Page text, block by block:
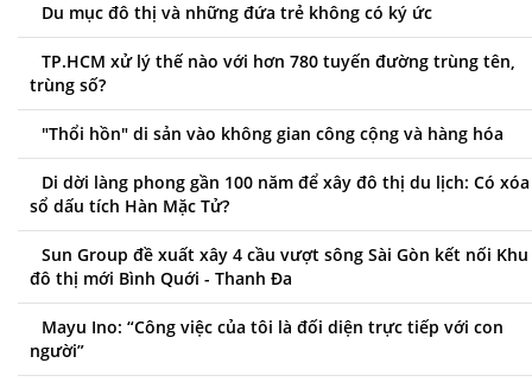
Du mục đô thị và những đứa trẻ không có ký ức
TP.HCM xử lý thế nào với hơn 780 tuyến đường trùng tên,
trùng số?
"Thổi hồn" di sản vào không gian công cộng và hàng hóa
Di dời làng phong gần 100 năm để xây đô thị du lịch: Có xóa
sổ dấu tích Hàn Mặc Tử?
Sun Group đề xuất xây 4 cầu vượt sông Sài Gòn kết nối Khu
đô thị mới Bình Quới - Thanh Đa
Mayu Ino: “Công việc của tôi là đối diện trực tiếp với con
người”